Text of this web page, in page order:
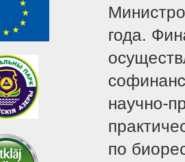
года.
научно-
по